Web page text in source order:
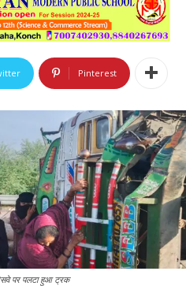
Pinterest
पर पलटा हुआ ट्रक